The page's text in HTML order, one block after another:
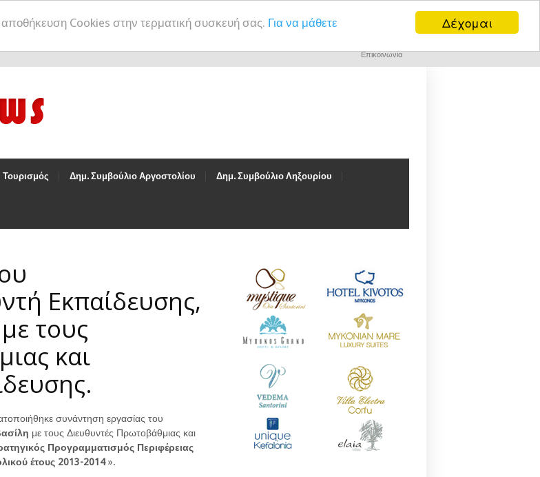
Δέχομαι
Cookies στην τερματική συσκευή σας. Για να μάθετε
Επικοινωνία
Τουρισμός Δημ. Συμβούλιο Αργοστολίου Δημ. Συμβούλιο Ληξουρίου
Εκπαίδευσης,
τους
και
συνάντηση εργασίας του
με τους Διευθυντές Πρωτοβάθμιας και
Προγραμματισμός Περιφέρειας
έτους 2013-2014».